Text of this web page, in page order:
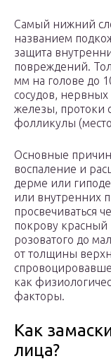
Самый нижний
названием
защита
повреждений.
мм на голове до
сосудов,
железы, протоки
фолликулы
Основные
воспаление и
дерме или
или внутренних
просвечиваться
покрову красный
розоватого до
от толщины
как
факторы.
Как
лица?